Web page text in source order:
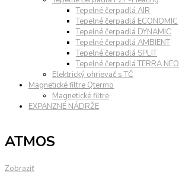
Tepelné čerpadlá AIR
Tepelné čerpadlá ECONOMIC
Tepelné čerpadlá DYNAMIC
Tepelné čerpadlá AMBIENT
Tepelné čerpadlá SPLIT
Tepelné čerpadlá TERRA NEO
Elektrický ohrievač s TČ
Magnetické filtre Qtermo
Magnetické filtre
EXPANZNÉ NÁDRŽE
ATMOS
Zobraziť